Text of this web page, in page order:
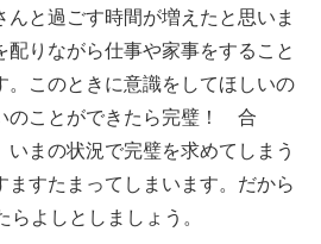
んと過ごす時間が増えたと思いま
りながら仕事や家事をすること
。このときに意識をしてほしいの
のことができたら完璧！ 合
まの状況で完璧を求めてしまう
ますたまってしまいます。だから
よしとしましょう。